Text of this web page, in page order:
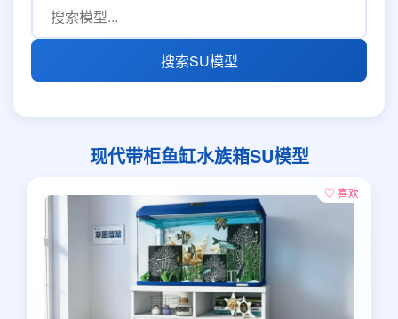
搜索SU模型
现代带柜鱼缸水族箱SU模型
♡ 喜欢